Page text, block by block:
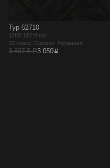
Тур 62710
1285*192*8 мм
33 класс, Classen Германия
3 507.5 Р3 050p